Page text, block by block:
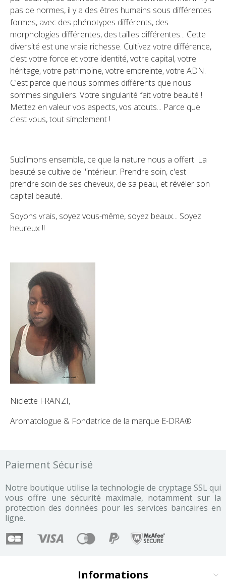
pas de normes, il y a des êtres humains sous différentes
formes, avec des phénotypes différents, des
morphologies différentes, des tailles différentes... Cette
diversité est une vraie richesse. Cultivez votre différence,
c'est votre force et votre identité, votre capital, votre
héritage, votre patrimoine, votre empreinte, votre ADN.
C'est parce que nous sommes différents que nous
sommes singuliers. Votre singularité fait votre beauté !
Mettez en valeur vos aspects, vos atouts... Parce que
c'est vous, tout simplement !
Sublimons ensemble, ce que la nature nous a offert. La
beauté se cultive de l'intérieur. Prendre soin, c'est
prendre soin de ses cheveux, de sa peau, et révéler son
capital beauté.
Soyons vrais, soyez vous-même, soyez beaux... Soyez
heureux !!
Niclette FRANZI,
Aromatologue & Fondatrice de la marque E-DRA®
Paiement Sécurisé
Notre boutique utilise la technologie de cryptage SSL qui
vous offre une sécurité maximale, notamment sur la
protection des données pour les services bancaires en
ligne.
Informations